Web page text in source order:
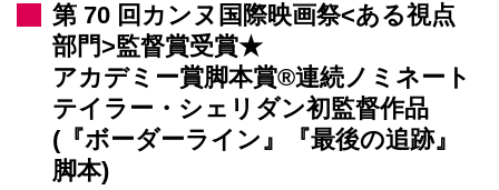
第 70 回カンヌ国際映画祭<ある視点
部門>監督賞受賞★
アカデミー賞脚本賞®連続ノミネート
テイラー・シェリダン初監督作品
(『ボーダーライン』『最後の追跡』
脚本)